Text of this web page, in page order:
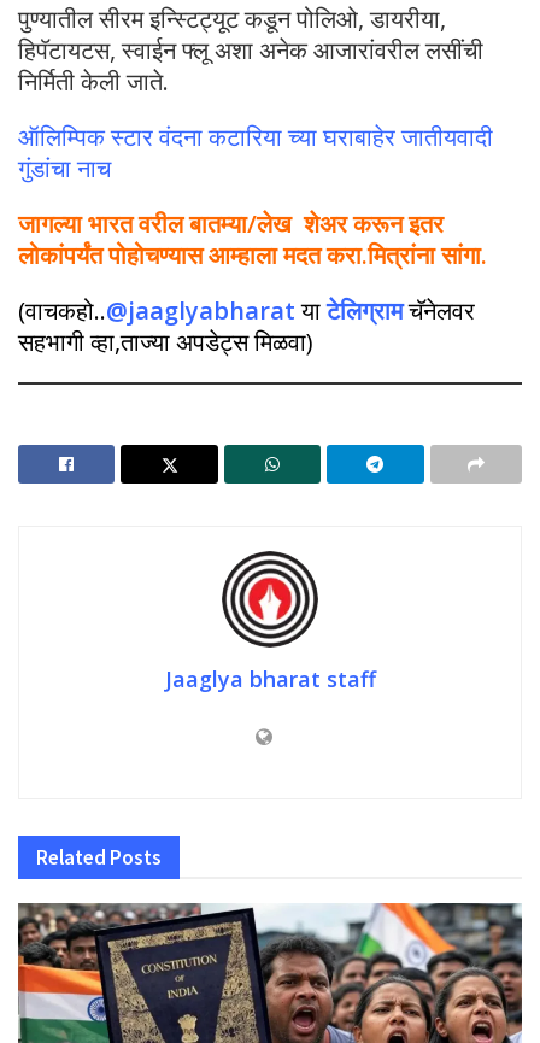
पुण्यातील सीरम इन्स्टिट्यूट कडून पोलिओ, डायरीया,
हिपॅटायटस, स्वाईन फ्लू अशा अनेक आजारांवरील लसींची
निर्मिती केली जाते.
ऑलिम्पिक स्टार वंदना कटारिया च्या घराबाहेर जातीयवादी
गुंडांचा नाच
जागल्या भारत वरील बातम्या/लेख शेअर करून इतर
लोकांपर्यंत पोहोचण्यास आम्हाला मदत करा.मित्रांना सांगा.
(वाचकहो..@jaaglyabharat याटेलिग्रामचॅनेलवर
सहभागी व्हा,ताज्या अपडेट्स मिळवा)
Jaaglya bharat staff
Related Posts